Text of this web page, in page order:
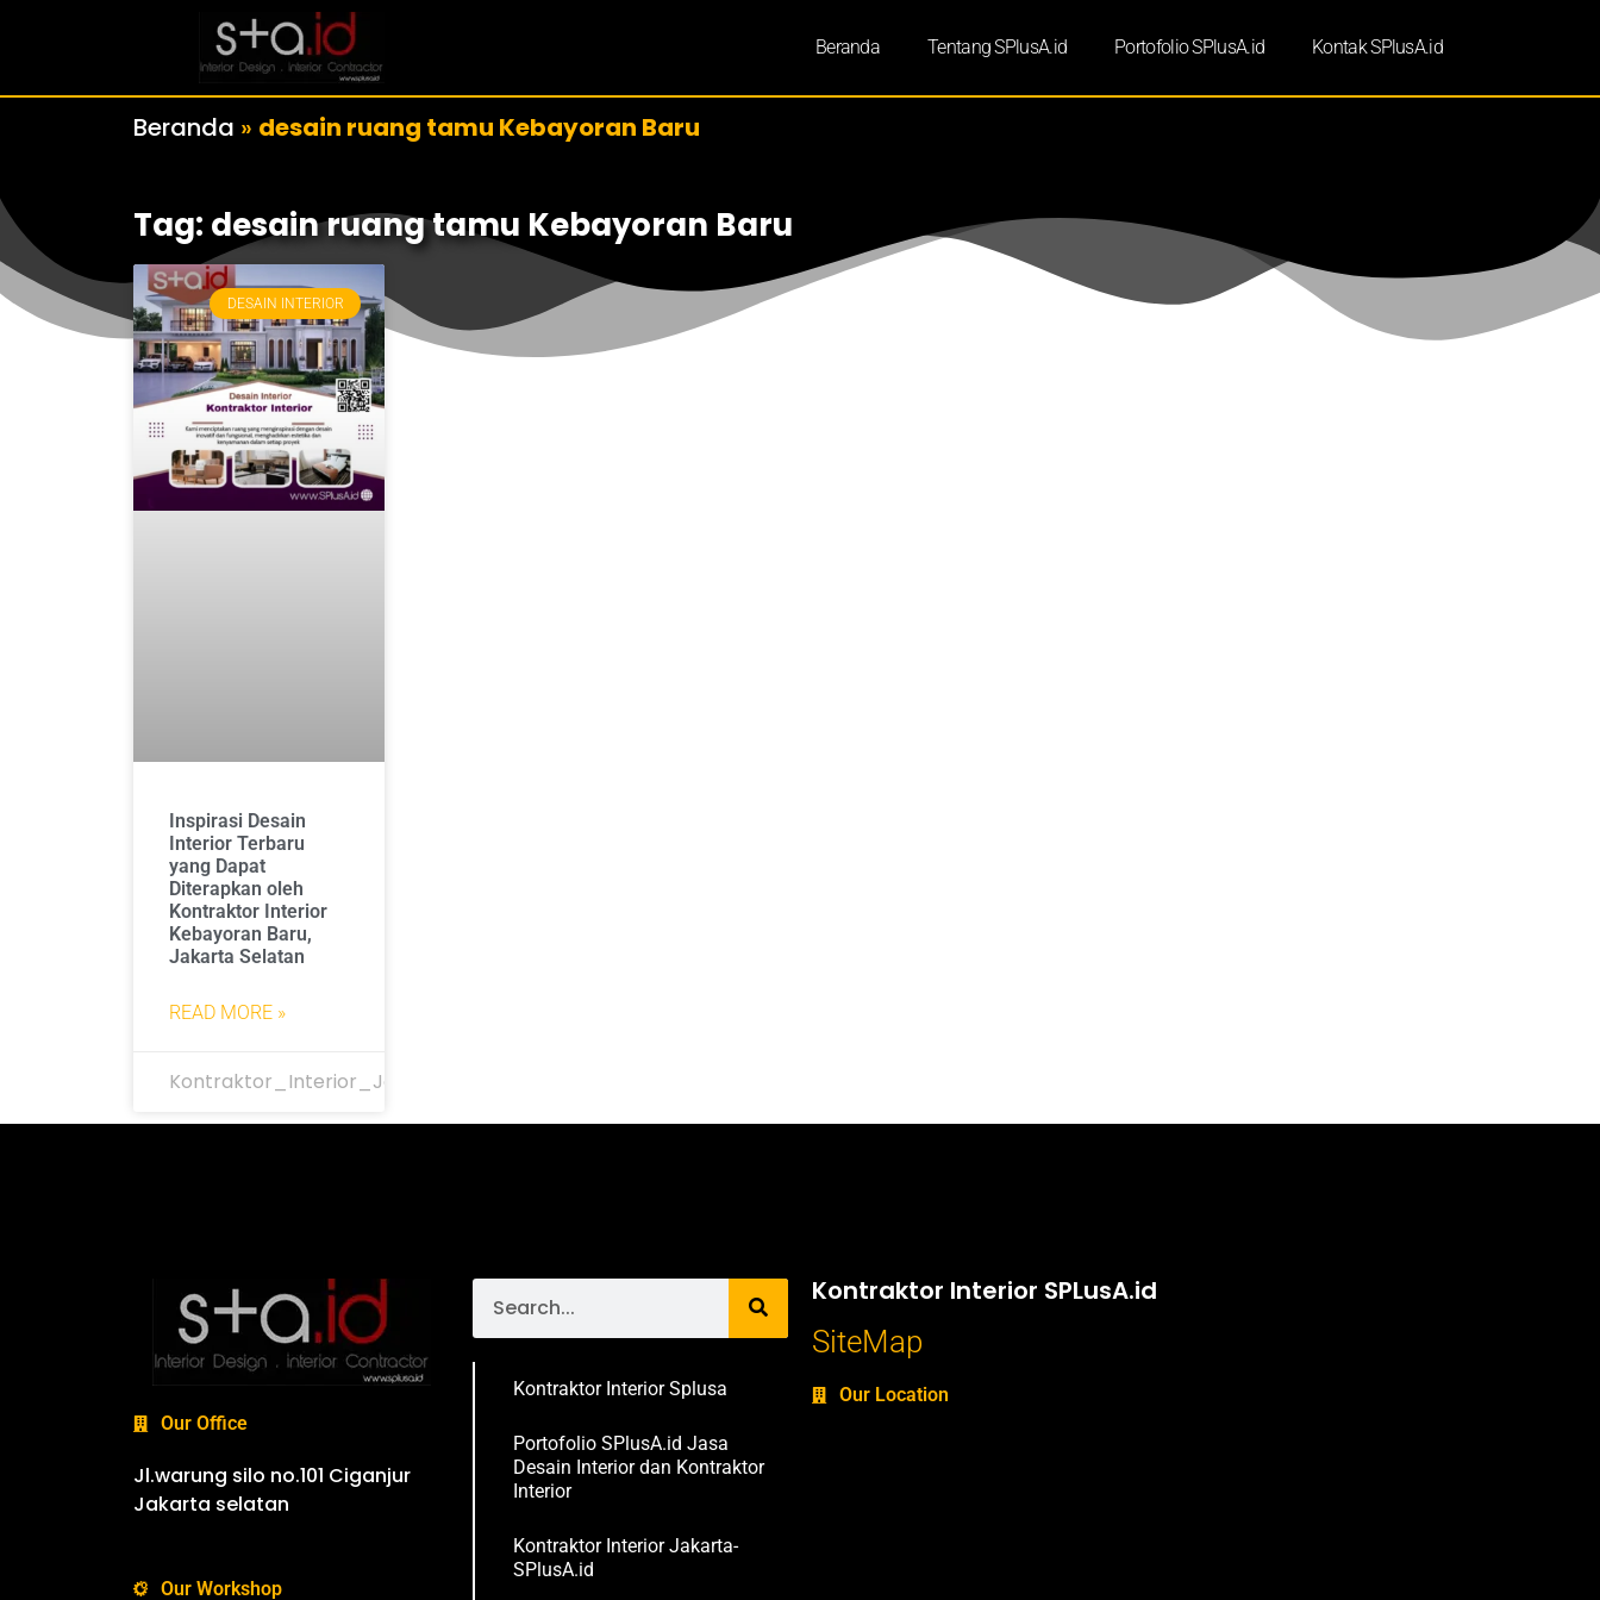
Beranda Tentang SPlusA.id Portofolio SPlusA.id Kontak SPlusA.id
Beranda » desain ruang tamu Kebayoran Baru
Tag: desain ruang tamu Kebayoran Baru
DESAIN INTERIOR
Inspirasi Desain
Interior Terbaru
yang Dapat
Diterapkan oleh
Kontraktor Interior
Kebayoran Baru,
Jakarta Selatan
READ MORE »
Kontraktor_Interior_Jakarta
Our Office
Jl.warung silo no.101 Ciganjur
Jakarta selatan
Our Workshop
Kontraktor Interior Splusa
Portofolio SPlusA.id Jasa
Desain Interior dan Kontraktor
Interior
Kontraktor Interior Jakarta-
SPlusA.id
Kontraktor Interior SPLusA.id
SiteMap
Our Location